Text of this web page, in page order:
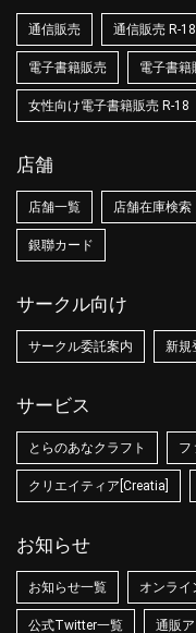
通信販売 通信販売 R-18
電子書籍販売 電子書籍
女性向け電子書籍販売 R-18
店舗
店舗一覧 店舗在庫検索
銀聯カード
サークル向け
サークル委託案内 新規
サービス
とらのあなクラフト フ
クリエイティア[Creatia]
お知らせ
お知らせ一覧 オンライ
公式Twitter一覧 通販